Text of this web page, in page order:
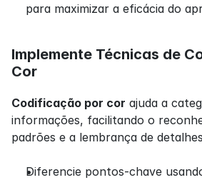
para maximizar a eficácia do
Implemente Técnicas de
Cor
Codificação por cor ajuda a
informações, facilitando o
padrões e a lembrança de
Diferencie pontos-chave